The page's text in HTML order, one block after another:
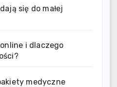
się do małej
i dlaczego
medyczne